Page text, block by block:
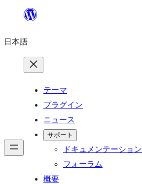
を
日本語
テーマ
プラグイン
ニュース
サポート
ドキュメンテーション
フォーラム
概要